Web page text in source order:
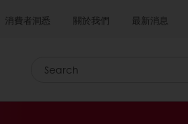
消費者洞悉 關於我們 最新消息